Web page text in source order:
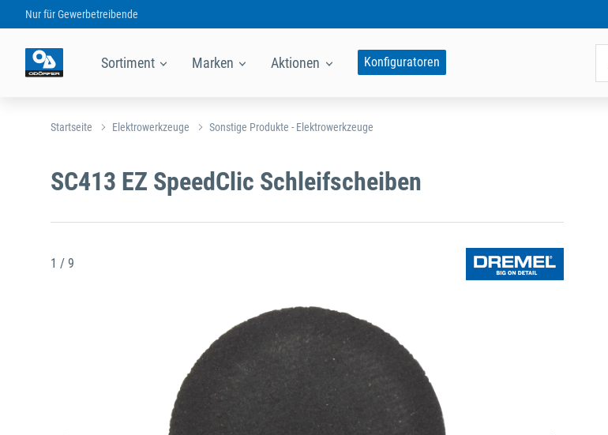
Nur fürGewerbetreibende
Sortiment Marken Aktionen Konfiguratoren
Startseite Elektrowerkzeuge Sonstige Produkte - Elektrowerkzeuge
SC413 EZ SpeedClic Schleifscheiben
1 / 9